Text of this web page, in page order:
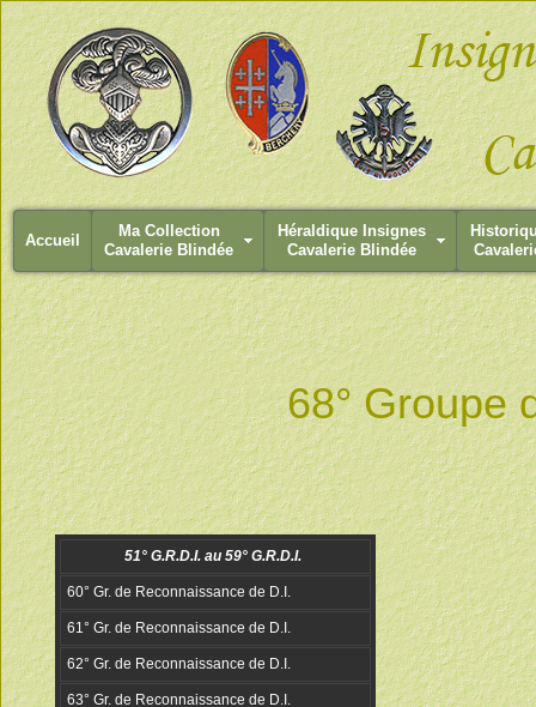
Accueil
Ma Collection
Cavalerie Blindée
Héraldique Insignes
Cavalerie Blindée
68° Groupe